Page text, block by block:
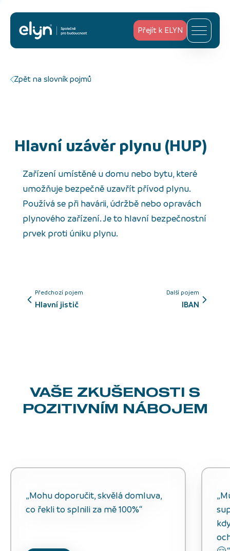
Přejít k ELYN
Zpět na slovník pojmů
hlavní uzávěr plynu (HUP)
Zařízení umístěné u domu nebo bytu, které
umožňuje bezpečně uzavřít přívod plynu.
Používá se při havárii, údržbě nebo opravách
plynového zařízení. Je to hlavní bezpečnostní
prvek proti úniku plynu.
Předchozí pojem
hlavní jistič
Další pojem
IBAN
VAŠE ZKUŠENOSTI S
POZITIVNÍM NÁBOJEM
„Mohu doporučit, skvělá domluva,
co řekli to splnili za mě 100%“